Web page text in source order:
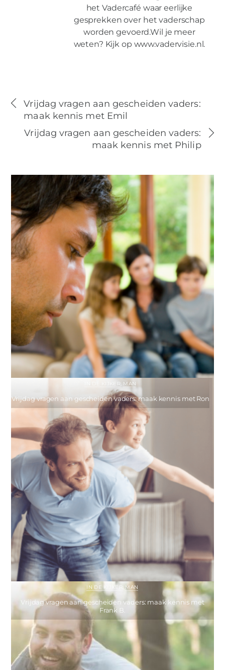
het Vadercafé waar eerlijke
gesprekken over het vaderschap
worden gevoerd.Wil je meer
weten? Kijk op www.vadervisie.nl.
Vrijdag vragen aan gescheiden vaders:
maak kennis met Emil
Vrijdag vragen aan gescheiden vaders:
maak kennis met Philip
IN DE KIJKER, MAN
Vrijdag vragen aan gescheiden vaders: maak kennis met Ron
IN DE KIJKER MAN
Vrijdag vragen aan gescheiden vaders: maak kennis met
Frank B.